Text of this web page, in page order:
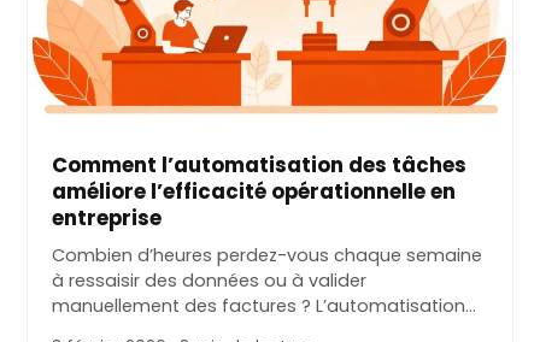
Comment l’automatisation des tâches
améliore l’efficacité opérationnelle en
entreprise
Combien d’heures perdez-vous chaque semaine
à ressaisir des données ou à valider
manuellement des factures ? L’automatisation…